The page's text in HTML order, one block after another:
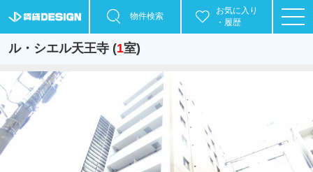
物件検索
お気に入り
・履歴
ル・シエル天王寺 (1室)